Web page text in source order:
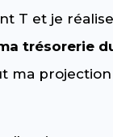
T et je
trésorerie
ma